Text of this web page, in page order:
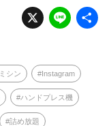
X Li
n
ミシン Instagram
ハンドプレス機
詰め放題